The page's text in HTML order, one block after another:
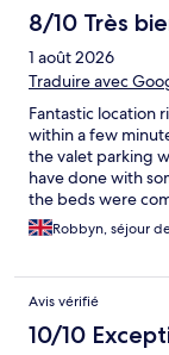
8/10 Très
1 août 2026
Traduire avec
Fantastic location
within a few
the valet parking
have done with
the beds were
Robbyn, séjour
Avis vérifié
10/10